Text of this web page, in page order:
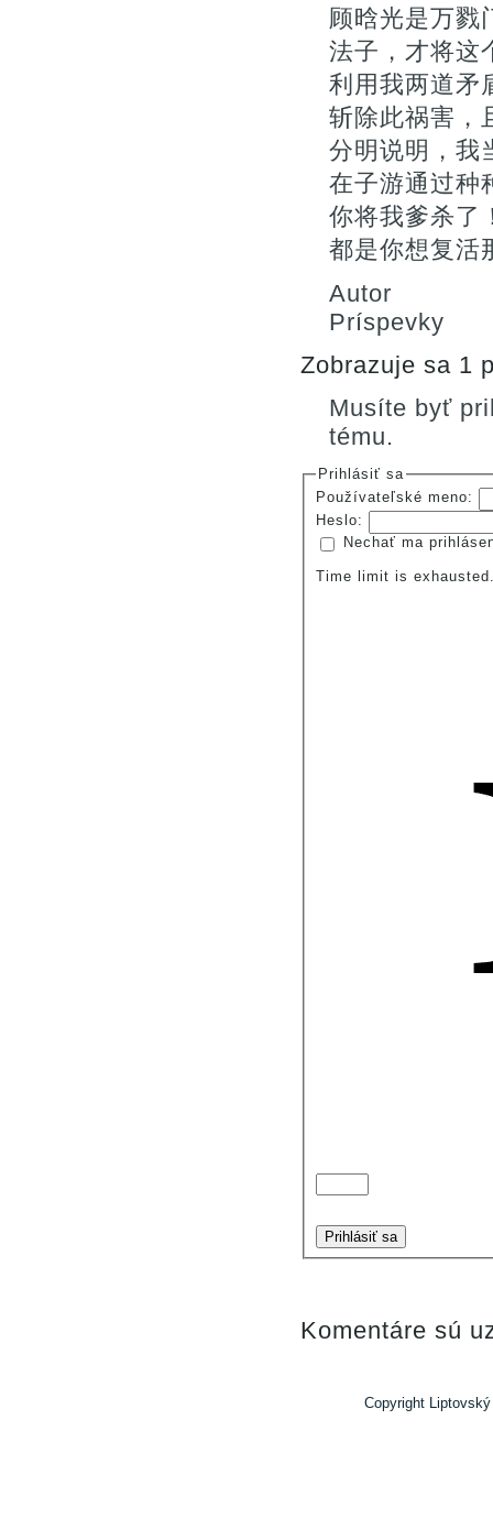
顾晗光是万戮
法子，才将这
利用我两道矛
斩除此祸害，
分明说明，我
在子游通过种
你将我爹杀了
都是你想复活
Autor
Príspevky
Zobrazuje sa 1
Musíte byť
tému.
Prihlásiť sa
Používateľské meno:
Heslo:
Nechať ma
Time limit is
Prihlásiť sa
Komentáre sú
Copyright